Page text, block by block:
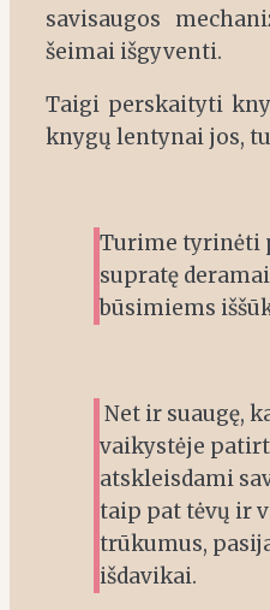
savisaugos
šeimai išgyventi.
Taigi perskaityti
knygų lentynai jos,
Turime tyrinėti
supratę
būsimiems
Net ir suaugę,
vaikystėje
atskleisdami
taip pat tėvų ir
trūkumus,
išdavikai.